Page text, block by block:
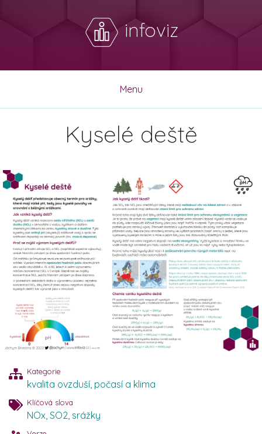
infoviz
Menu
Kyselé deště
Kategorie
kvalita ovzduší počasí a klima
Klíčová slova
NOx SO2 srážky